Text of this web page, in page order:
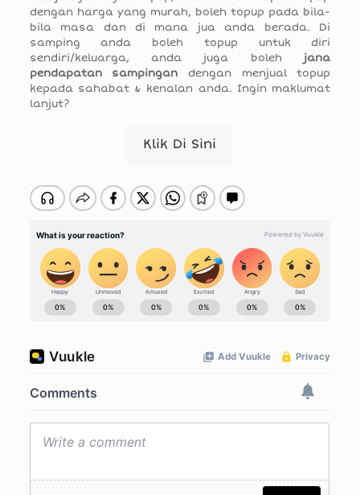
dengan harga yang murah, boleh topup pada bila-
bila masa dan di mana jua anda berada. Di
samping anda boleh topup untuk diri
sendiri/keluarga, anda juga boleh jana
pendapatan sampingan dengan menjual topup
kepada sahabat & kenalan anda. Ingin maklumat
lanjut?
Klik Di Sini